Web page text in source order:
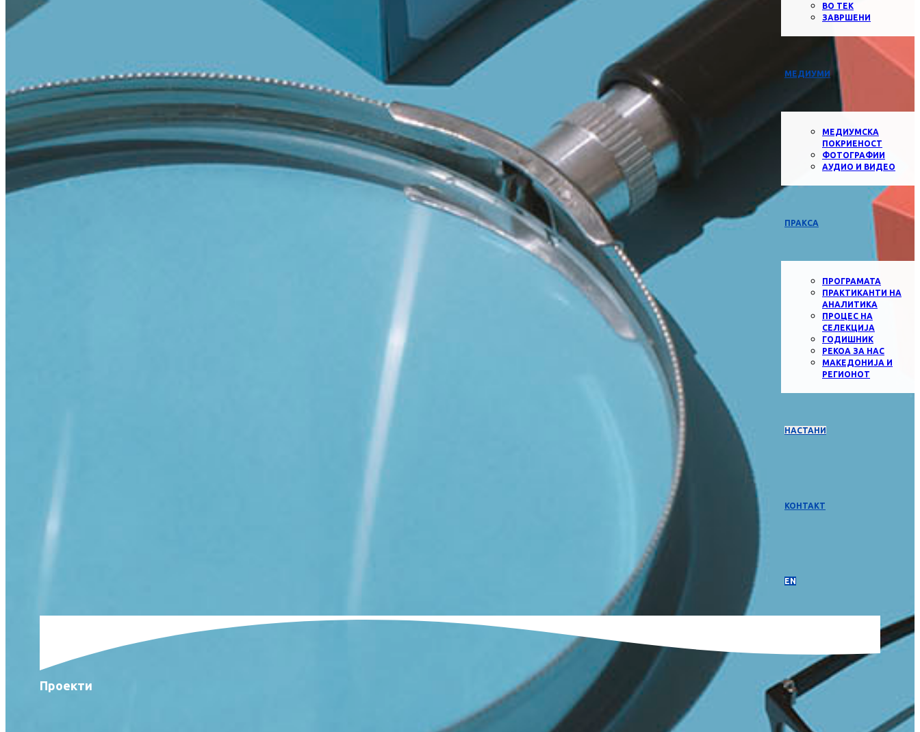
ВО ТЕК
ЗАВРШЕНИ
МЕДИУМИ
МЕДИУМСКА
ПОКРИЕНОСТ
ФОТОГРАФИИ
АУДИО И ВИДЕО
ПРАКСА
ПРОГРАМАТА
ПРАКТИКАНТИ НА
АНАЛИТИКА
ПРОЦЕС НА
СЕЛЕКЦИЈА
ГОДИШНИК
РЕКОА ЗА НАС
МАКЕДОНИЈА И
РЕГИОНОТ
НАСТАНИ
КОНТАКТ
EN
Проекти